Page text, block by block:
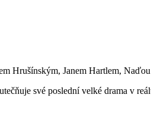
Hrušínským, Janem Hartlem,
své poslední velké drama v